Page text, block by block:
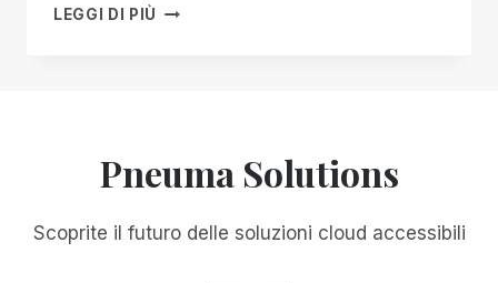
LEGGI DI PIÙ
MIA
IL
Pneuma Solutions
Scoprite il futuro delle soluzioni cloud accessibili